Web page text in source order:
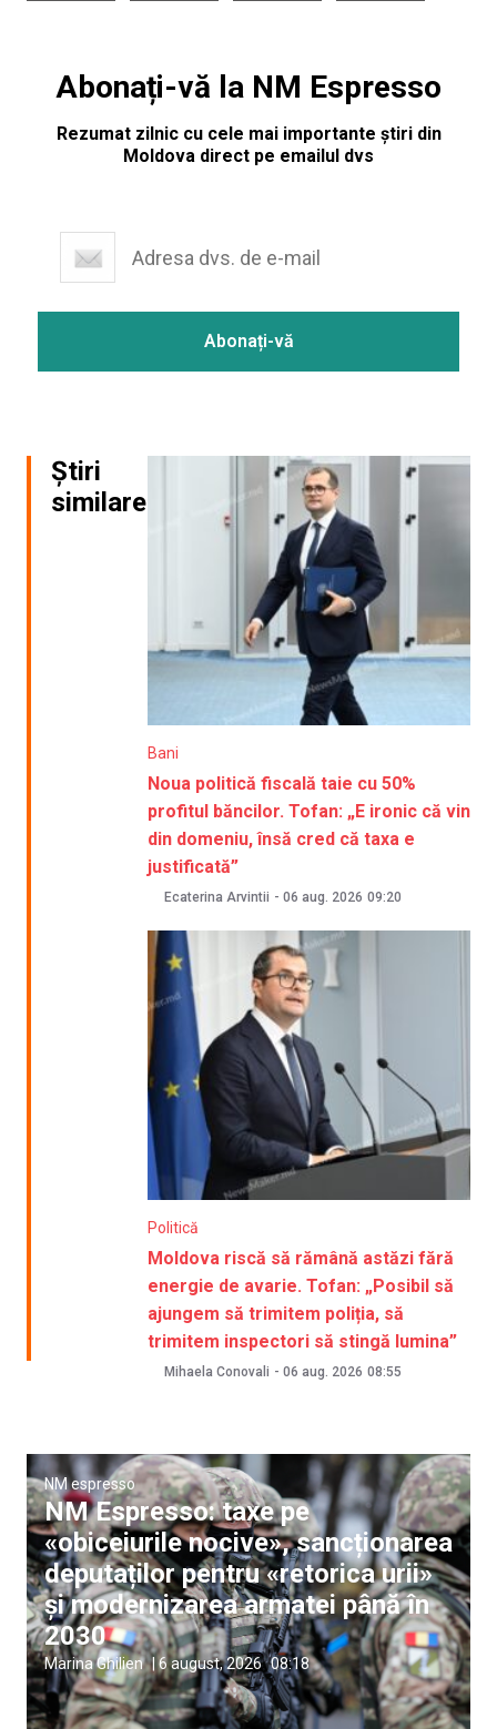
Abonați-vă la NM Espresso
Rezumat zilnic cu cele mai importante știri din
Moldova direct pe emailul dvs
Știri
similare
Bani
Noua politică fiscală taie cu 50%
profitul băncilor. Tofan: „E ironic că vin
din domeniu, însă cred că taxa e
justificată”
Ecaterina Arvintii - 06 aug. 2026 09:20
Politică
Moldova riscă să rămână astăzi fără
energie de avarie. Tofan: „Posibil să
ajungem să trimitem poliția, să
trimitem inspectori să stingă lumina”
Mihaela Conovali - 06 aug. 2026 08:55
NM espresso
NM Espresso: taxe pe
«obiceiurile nocive», sancționarea
deputaților pentru «retorica urii»
și modernizarea armatei până în
2030
Marina Ghilien | 6 august, 2026 08:18